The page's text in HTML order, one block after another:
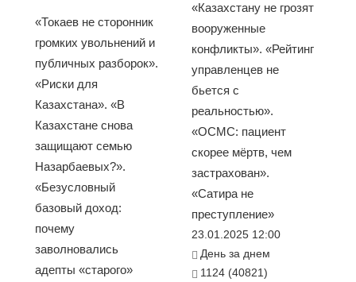
«Токаев не сторонник
громких увольнений и
публичных разборок».
«Риски для
Казахстана». «В
Казахстане снова
защищают семью
Назарбаевых?».
«Безусловный
базовый доход:
почему
заволновались
адепты «старого»
«Казахстану не грозят
вооруженные
конфликты». «Рейтинг
управленцев не
бьется с
реальностью».
«ОСМС: пациент
скорее мёртв, чем
застрахован».
«Сатира не
преступление»
23.01.2025 12:00
День за днем
1124 (40821)